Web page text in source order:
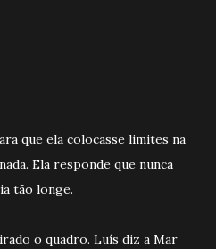
que ela colocasse limites na
Ela responde que nunca
tão longe.
o quadro. Luís diz a Mar